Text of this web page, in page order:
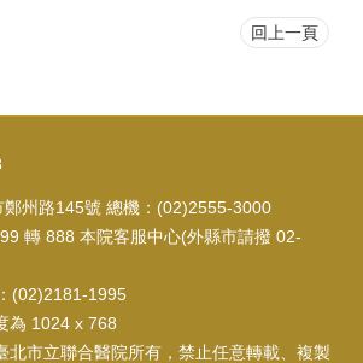
回上一頁
鄭州路145號 總機：(02)2555-3000
轉 888 本院客服中心(外縣市請撥 02-
(02)2181-1995
為 1024 x 768
北市立聯合醫院所有，禁止任意轉載、複製